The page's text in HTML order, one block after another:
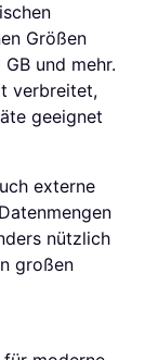
Größen
und mehr.
verbreitet,
geeignet
externe
nützlich
großen